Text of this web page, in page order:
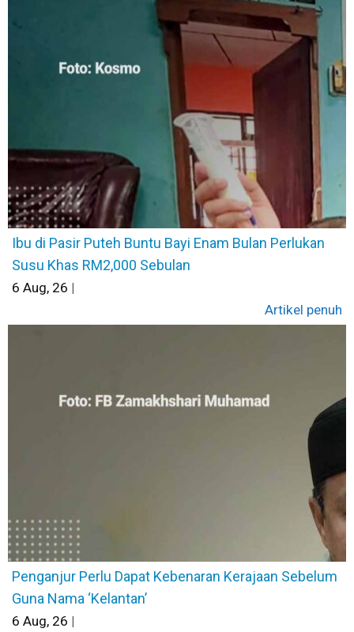
Ibu di Pasir Puteh Buntu Bayi Enam Bulan Perlukan
Susu Khas RM2,000 Sebulan
6 Aug, 26 |
Artikel penuh
Penganjur Perlu Dapat Kebenaran Kerajaan Sebelum
Guna Nama ‘Kelantan’
6 Aug, 26 |